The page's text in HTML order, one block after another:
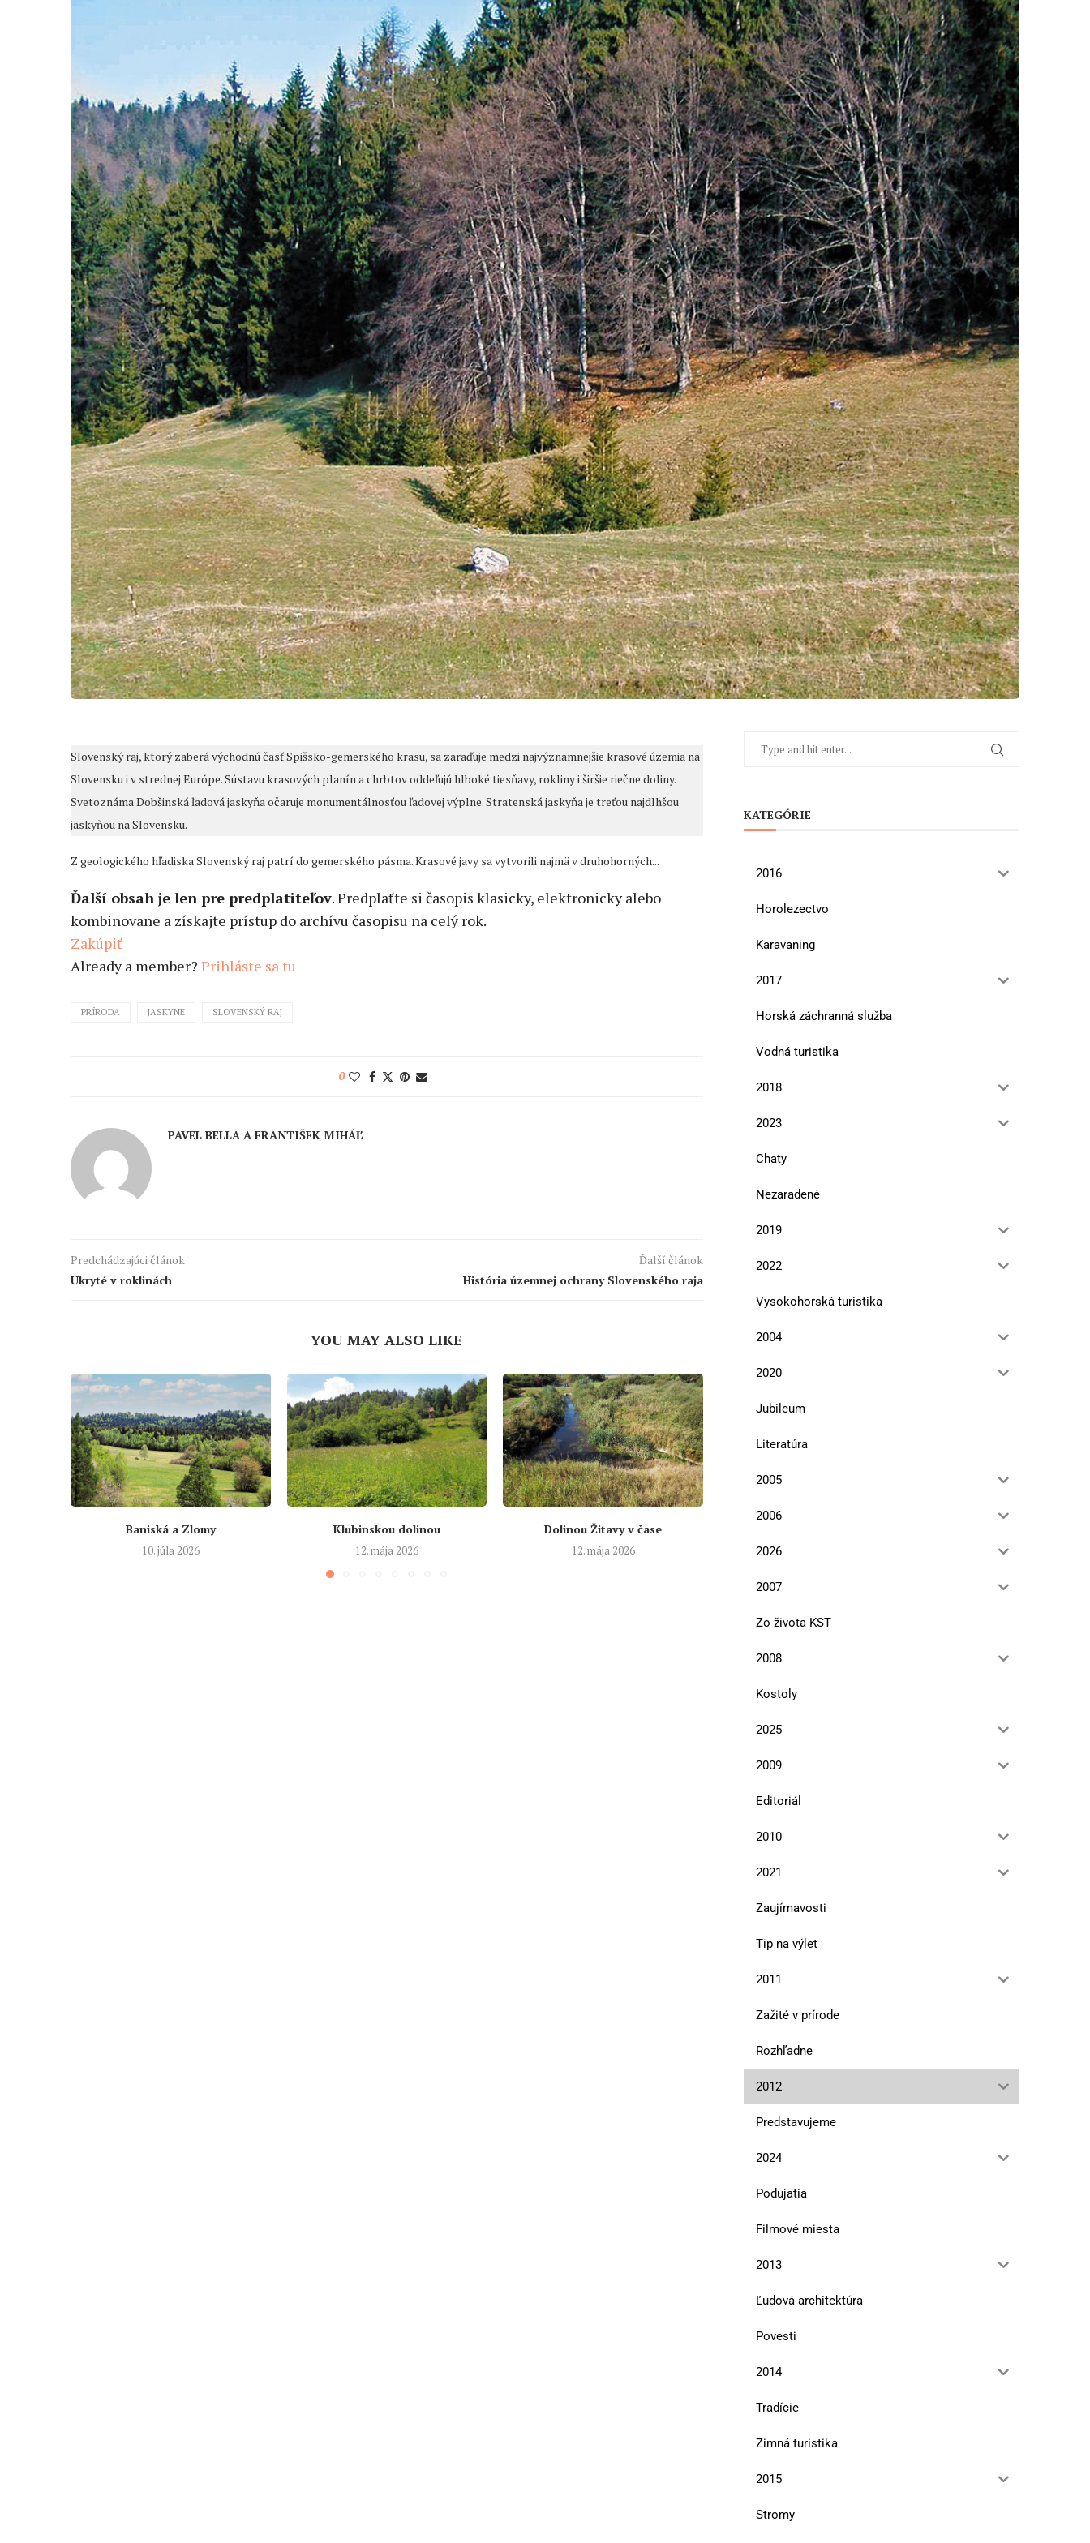
Slovenský raj, ktorý zaberá východnú časť Spišsko-gemerského krasu, sa zaraďuje medzi najvýznamnejšie krasové územia na
Slovensku i v strednej Európe. Sústavu krasových planín a chrbtov oddeľujú hlboké tiesňavy, rokliny i širšie riečne doliny.
Svetoznáma Dobšinská ľadová jaskyňa očaruje monumentálnosťou ľadovej výplne. Stratenská jaskyňa je treťou najdlhšou
jaskyňou na Slovensku.
Z geologického hľadiska Slovenský raj patrí do gemerského pásma. Krasové javy sa vytvorili najmä v druhohorných...
Ďalší obsah je len pre predplatiteľov. Predplaťte si časopis klasicky, elektronicky alebo
kombinovane a získajte prístup do archívu časopisu na celý rok.
Zakúpiť
Already a member? Prihláste sa tu
PRÍRODA JASKYNE SLOVENSKÝ RAJ
0
PAVEL BELLA A FRANTIŠEK MIHÁĽ
Predchádzajúci článok
Ukryté v roklinách
Ďalší článok
História územnej ochrany Slovenského raja
YOU MAY ALSO LIKE
Baniská a Zlomy
10. júla 2026
Klubinskou dolinou
12. mája 2026
Dolinou Žitavy v čase
12. mája 2026 13. januára 2026
KATEGÓRIE
2016
Horolezectvo
Karavaning
2017
Horská záchranná služba
Vodná turistika
2018
2023
Chaty
Nezaradené
2019
2022
Vysokohorská turistika
2004
2020
Jubileum
Literatúra
2005
2006
2026
2007
Zo života KST
2008
Kostoly
2025
2009
Editoriál
2010
2021
Zaujímavosti
Tip na výlet
2011
Zažité v prírode
Rozhľadne
2012
Predstavujeme
2024
Podujatia
Filmové miesta
2013
Ľudová architektúra
Povesti
2014
Tradície
Zimná turistika
2015
Stromy